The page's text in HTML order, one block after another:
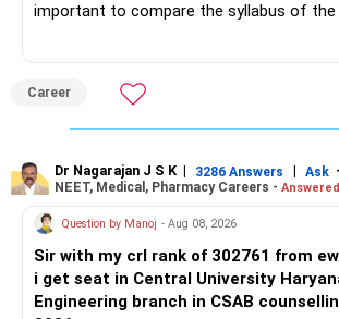
Some are sector, thematic or index-
For an 82-year-old investor, I would
retained simply for diversification.
» Energy Fund Overlap
You have exposure to:
– ICICI Prudential Energy Opportunities
important to compare the syllabus of the
which the institution is affiliated.
institution's name. Start by reviewing the
at the faculty (especially the turnover
infrastructure, like the mechanical labs,
After the second year of your course,
AIML course to boost your job
BEST WISHES.
Career
Dr Nagarajan J S K | 3286 Answers | Ask
NEET, Medical, Pharmacy Careers -
Question by Manoj - Aug 08, 2026
Sir with my crl rank of 302761 from
i get seat in Central University
Engineering branch in CSAB